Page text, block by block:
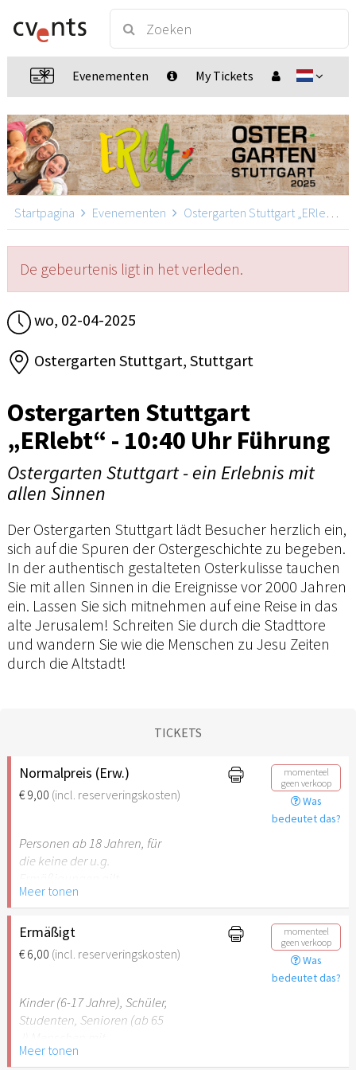
Evenementen My Tickets
Startpagina Evenementen Ostergarten Stuttgart „ERlebt“
De gebeurtenis ligt in het verleden.
wo, 02-04-2025
Ostergarten Stuttgart, Stuttgart
Ostergarten Stuttgart
„ERlebt“ - 10:40 Uhr Führung
Ostergarten Stuttgart - ein Erlebnis mit
allen Sinnen
Der Ostergarten Stuttgart lädt Besucher herzlich ein,
sich auf die Spuren der Ostergeschichte zu begeben.
In der authentisch gestalteten Osterkulisse tauchen
Sie mit allen Sinnen in die Ereignisse vor 2000 Jahren
ein. Lassen Sie sich mitnehmen auf eine Reise in das
alte Jerusalem! Schreiten Sie durch die Stadttore
und wandern Sie wie die Menschen zu Jesu Zeiten
durch die Altstadt!
TICKETS
Normalpreis (Erw.)
€ 9,00 (incl. reserveringskosten)
momenteel
geen verkoop
Was
bedeutet das?
Personen ab 18 Jahren, für
die keine der u.g.
Meer tonen
Ermäßigt
€ 6,00 (incl. reserveringskosten)
momenteel
geen verkoop
Was
bedeutet das?
Kinder (6-17 Jahre), Schüler,
Studenten, Senioren (ab 65
Behinderung (ab 50%),
Meer tonen